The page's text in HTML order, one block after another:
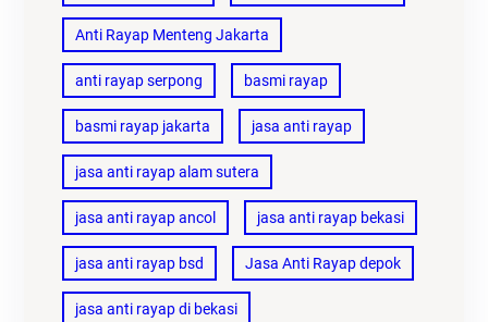
Anti Rayap Menteng Jakarta
anti rayap serpong basmi rayap
basmi rayap jakarta jasa anti rayap
jasa anti rayap alam sutera
jasa anti rayap ancol jasa anti rayap bekasi
jasa anti rayap bsd Jasa Anti Rayap depok
jasa anti rayap di bekasi